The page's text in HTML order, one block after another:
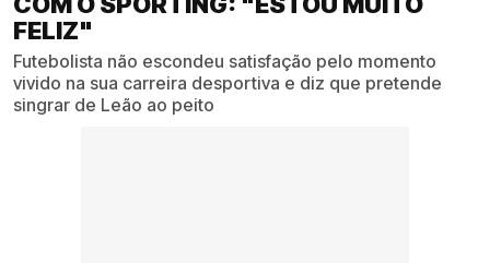
FELIZ"
Futebolista não escondeu satisfação pelo momento
vivido na sua carreira desportiva e diz que pretende
singrar de Leão ao peito